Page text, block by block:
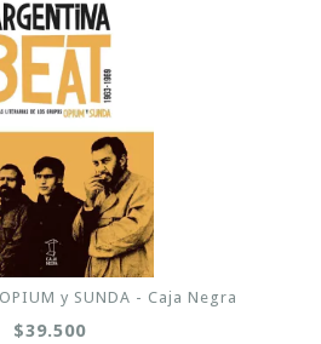
y SUNDA - Caja Negra
$39.500